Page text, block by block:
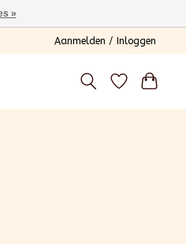
Aanmelden / Inloggen
»